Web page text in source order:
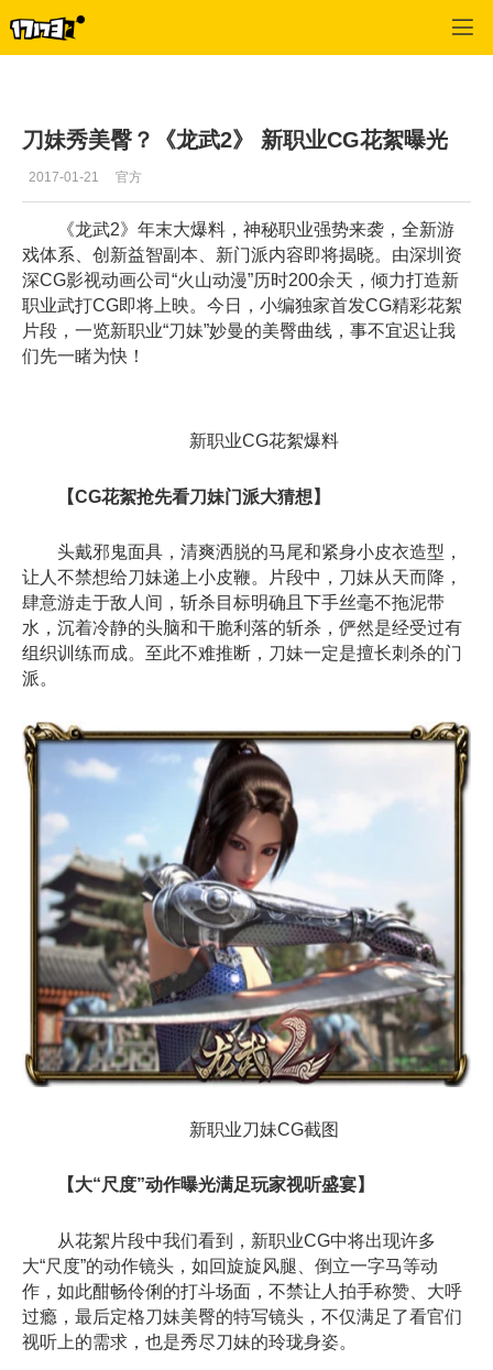
刀妹秀美臀？《龙武2》 新职业CG花絮曝光
2017-01-21 官方
《龙武2》年末大爆料，神秘职业强势来袭，全新游
戏体系、创新益智副本、新门派内容即将揭晓。由深圳资
深CG影视动画公司“火山动漫”历时200余天，倾力打造新
职业武打CG即将上映。今日，小编独家首发CG精彩花絮
片段，一览新职业“刀妹”妙曼的美臀曲线，事不宜迟让我
们先一睹为快！
新职业CG花絮爆料
【CG花絮抢先看刀妹门派大猜想】
头戴邪鬼面具，清爽洒脱的马尾和紧身小皮衣造型，
让人不禁想给刀妹递上小皮鞭。片段中，刀妹从天而降，
肆意游走于敌人间，斩杀目标明确且下手丝毫不拖泥带
水，沉着冷静的头脑和干脆利落的斩杀，俨然是经受过有
组织训练而成。至此不难推断，刀妹一定是擅长刺杀的门
派。
新职业刀妹CG截图
【大“尺度”动作曝光满足玩家视听盛宴】
从花絮片段中我们看到，新职业CG中将出现许多
大“尺度”的动作镜头，如回旋旋风腿、倒立一字马等动
作，如此酣畅伶俐的打斗场面，不禁让人拍手称赞、大呼
过瘾，最后定格刀妹美臀的特写镜头，不仅满足了看官们
视听上的需求，也是秀尽刀妹的玲珑身姿。